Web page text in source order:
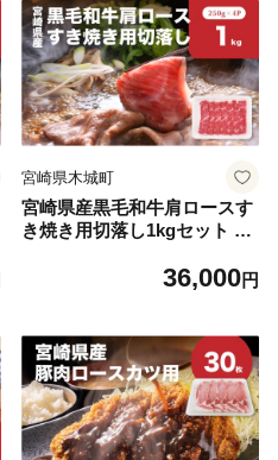
宮崎県木城町
宮崎県産黒毛和牛肩ロースす
き焼き用切落し1kgセット K6
36,000円